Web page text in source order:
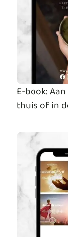
E-book:
thuis of in